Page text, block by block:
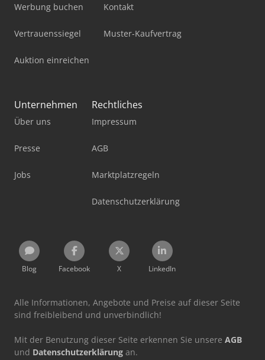
Werbung buchen
Vertrauenssiegel
Auktion einreichen
Kontakt
Muster-Kaufvertrag
Unternehmen
Über uns
Presse
Jobs
Rechtliches
Impressum
AGB
Marktplatzregeln
Datenschutzerklärung
Blog Facebook X LinkedIn
Alle Informationen, Angebote und Preise auf dieser Seite
sind freibleibend und unverbindlich!
Mit der Benutzung dieser Seite erkennen Sie unsere AGB
und Datenschutzerklärung an.